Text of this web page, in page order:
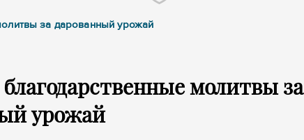
за дарованный урожай
молитвы за
урожай